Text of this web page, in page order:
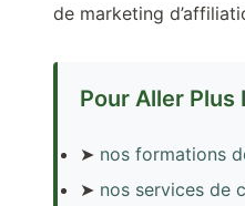
de marketing
Pour Aller Plus
➤ nos formations
➤ nos services de